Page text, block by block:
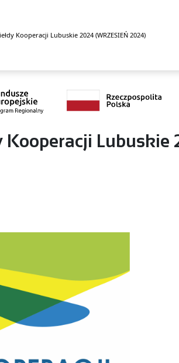
Kooperacji Lubuskie 2024 (WRZESIEŃ 2024)
Kooperacji Lubuskie